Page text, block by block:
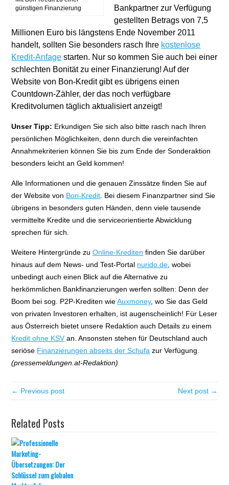
günstigen Finanzierung
Bankpartner zur Verfügung
gestellten Betrags von 7,5
Millionen Euro bis längstens Ende November 2011
handelt, sollten Sie besonders rasch Ihre kostenlose
Kredit-Anfage starten. Nur so kommen Sie auch bei einer
schlechten Bonität zu einer Finanzierung! Auf der
Website von Bon-Kredit gibt es übrigens einen
Countdown-Zähler, der das noch verfügbare
Kreditvolumen täglich aktualisiert anzeigt!
Unser Tipp: Erkundigen Sie sich also bitte rasch nach Ihren
persönlichen Möglichkeiten, denn durch die vereinfachten
Annahmekriterien können Sie bis zum Ende der Sonderaktion
besonders leicht an Geld kommen!
Alle Informationen und die genauen Zinssätze finden Sie auf
der Website von Bon-Kredit . Bei diesem Finanzpartner sind Sie
übrigens in besonders guten Händen, denn viele tausende
vermittelte Kredite und die serviceorientierte Abwicklung
sprechen für sich.
Weitere Hintergründe zuOnline-Krediten finden Sie darüber
hinaus auf dem News- und Test-Portal nurido.de , wobei
unbedingt auch einen Blick auf die Alternative zu
herkömmlichen Bankfinanzierungen werfen sollten: Denn der
Boom bei sog. P2P-Krediten wieAuxmoney, wo Sie das Geld
von privaten Investoren erhalten, ist augenscheinlich! Für Leser
aus Österreich bietet unsere Redaktion auch Details zu einem
Kredit ohne KSV an. Ansonsten stehen für Deutschland auch
seriöse Finanzierungen abseits der Schufa zur Verfügung.
(pressemeldungen.at-Redaktion)
← Previous post Next post →
Related Posts